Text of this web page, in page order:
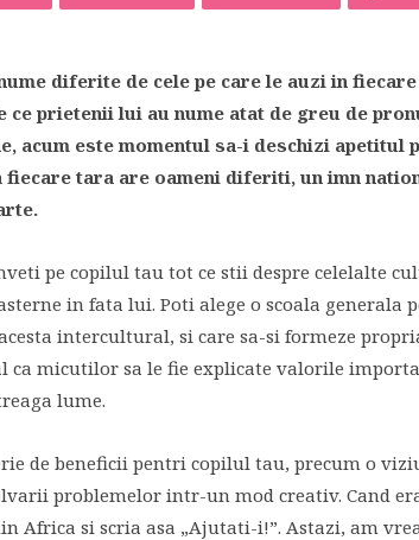
diferite de cele pe care le auzi in
ce prietenii lui au nume atat de greu de
acum este momentul sa-i deschizi apetitul
fiecare tara are oameni diferiti, un imn
pe copilul tau tot ce stii despre celelalte
in fata lui. Poti alege o scoala generala
intercultural, si care sa-si formeze
ca micutilor sa le fie explicate valorile
lume.
de beneficii pentri copilul tau, precum o
problemelor intr-un mod creativ. Cand
Africa si scria asa „Ajutati-i!”. Astazi, am